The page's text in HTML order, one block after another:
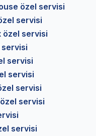
özel servisi
servisi
özel servisi
servisi
servisi
servisi
servisi
servisi
servisi